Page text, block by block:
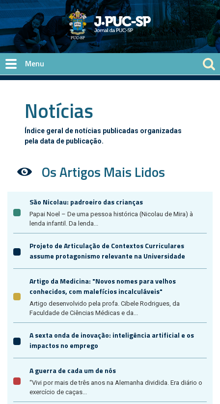
Pular para o conteúdo principal
Notícias
Índice geral de notícias publicadas organizadas
pela data de publicação.
Os Artigos Mais Lidos
São Nicolau: padroeiro das crianças
Papai Noel – De uma pessoa histórica (Nicolau de Mira) à
lenda infantil. Da lenda...
Projeto de Articulação de Contextos Curriculares
assume protagonismo relevante na Universidade
Artigo da Medicina: "Novos nomes para velhos
conhecidos, com malefícios incalculáveis"
Artigo desenvolvido pela profa. Cibele Rodrigues, da
Faculdade de Ciências Médicas e da...
A sexta onda de inovação: inteligência artificial e os
impactos no emprego
A guerra de cada um de nós
“Vivi por mais de três anos na Alemanha dividida. Era diário o
exercício de caças...